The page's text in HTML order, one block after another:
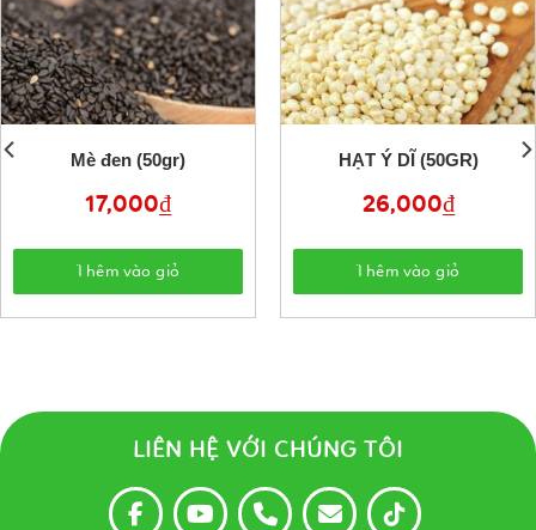
Mè đen (50gr)
17,000₫
Thêm vào giỏ
HẠT Ý DĨ (50GR)
26,000₫
Thêm vào giỏ
LIÊN HỆ VỚI CHÚNG TÔI